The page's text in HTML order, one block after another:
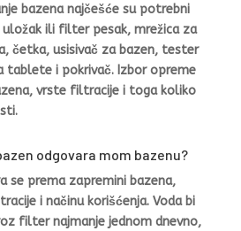
bazena najčešće su potrebni
ili filter pesak, mrežica za
četka, usisivač za bazen, tester
tablete i pokrivač. Izbor opreme
vrste filtracije i toga koliko
odgovara mom bazenu?
se prema zapremini bazena,
i načinu korišćenja. Voda bi
filter najmanje jednom dnevno,